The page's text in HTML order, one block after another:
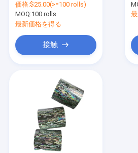
Hot Stamping Paper
Paper
価格:$25.00(>=100 rolls)
MOQ:100 rolls
最新価格を得る
接触